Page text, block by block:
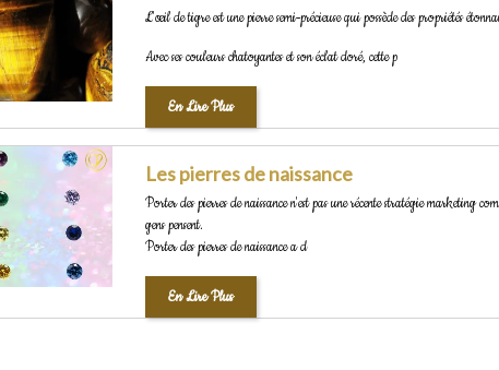
L'œil de tigre est une pierre semi-précieuse qui possède des propriétés
Avec ses couleurs chatoyantes et son éclat doré, cette p
En Lire Plus
Les pierres de naissance
Porter des pierres de naissance n'est pas une récente stratégie marketing
gens pensent.
Porter des pierres de naissance a d
En Lire Plus